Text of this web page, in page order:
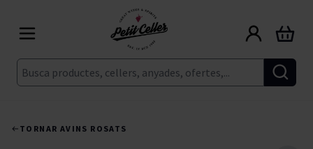
Cerca
Cart
TORNAR AVINS ROSATS